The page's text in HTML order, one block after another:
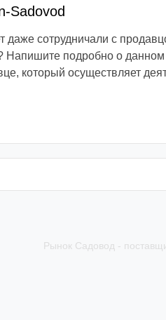
Sadovod
сотрудничали с
подробно о данном
который осуществляет
Рынок Садовод -